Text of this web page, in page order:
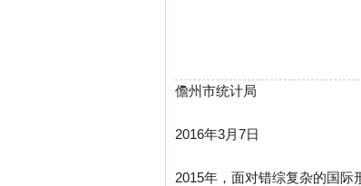
儋州市统计局
2016年3月7日
2015年，面对错综复杂的国